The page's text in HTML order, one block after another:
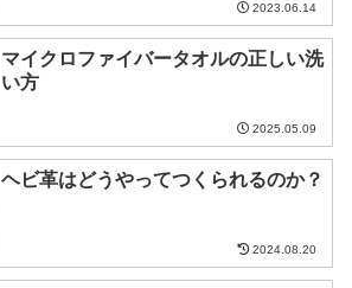
2023.06.14
マイクロファイバータオルの正しい洗
い方
2025.05.09
ヘビ革はどうやってつくられるのか？
2024.08.20